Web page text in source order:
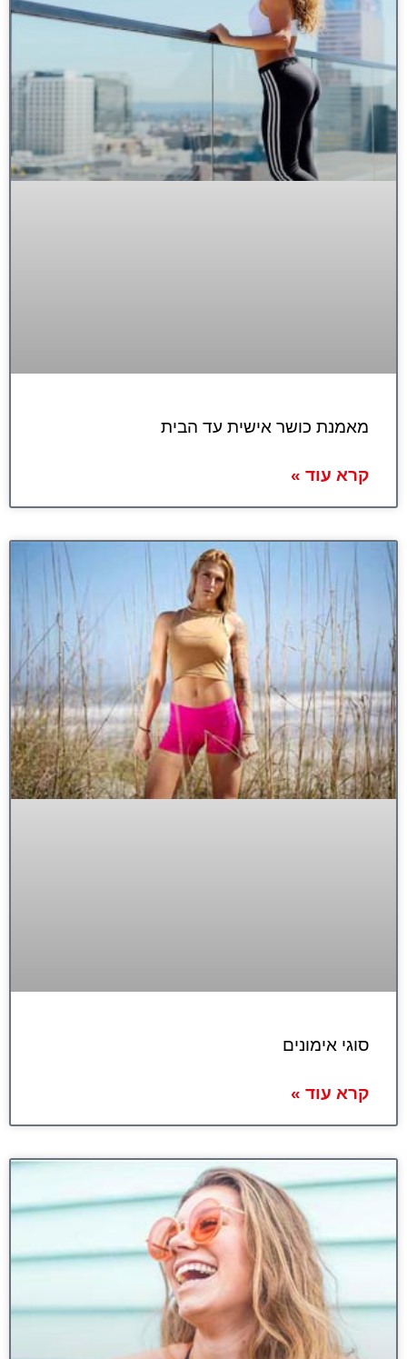
מאמנת כושר אישית עד הבית
קרא עוד »
סוגי אימונים
קרא עוד »